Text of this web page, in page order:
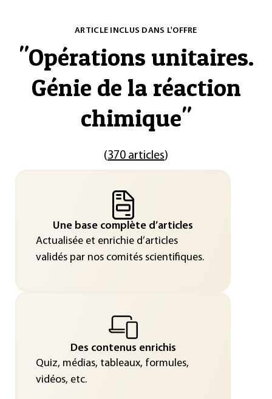
ARTICLE INCLUS DANS L'OFFRE
"Opérations unitaires.
Génie de la réaction
chimique"
(370 articles)
Une base complète d’articles
Actualisée et enrichie d’articles
validés par nos comités scientifiques.
Des contenus enrichis
Quiz, médias, tableaux, formules,
vidéos, etc.